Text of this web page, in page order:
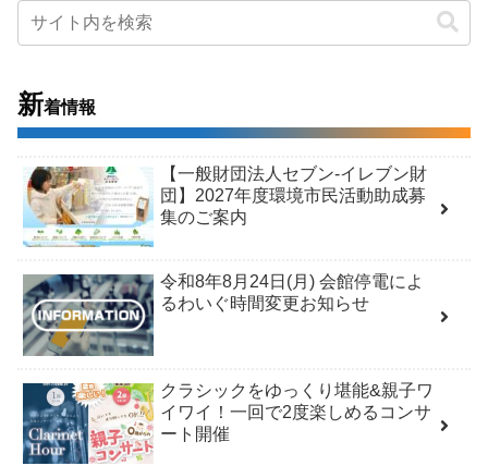
新着情報
【一般財団法人セブン-イレブン財
団】2027年度環境市民活動助成募
集のご案内
令和8年8月24日(月) 会館停電によ
るわいぐ時間変更お知らせ
クラシックをゆっくり堪能&親子ワ
イワイ！一回で2度楽しめるコンサ
ート開催